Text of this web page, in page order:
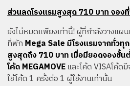
ส่วนลดโรงแรมสูงสุด 710 บาท จอง
ยังไม่หมดเเพียงเท่านี้! ผู้ที่กำลังวางแ
ที่พัก Mega Sale มีโรงแรมจากทั่ว
สูงสุดถึง 710 บาท เมื่อมียอดจองขั้น
โค้ด MEGAMOVEและโค้ด VISAโค้ด
ใช้โค้ด 1 ครั้งต่อ 1 ผู้ใช้งานเท่านั้น